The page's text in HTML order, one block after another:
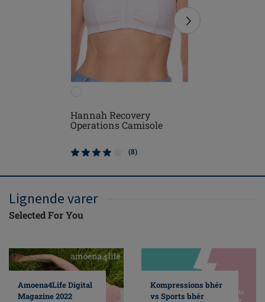
Hannah Recovery
Operations Camisole
(8)
Lignende varer
Selected For You
Amoena4Life Digital
Magazine 2022
Kompressions bhér
vs Sports bhér